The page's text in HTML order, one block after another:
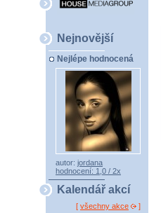
Nejnovější
Nejlépe hodnocená
autor: jordana
hodnocení: 1,0 / 2x
Kalendář akcí
[ všechny akce ]